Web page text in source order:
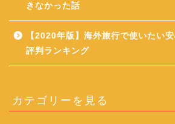
きなかった話
【2020年版】海外旅行で使いたい
評判ランキング
カテゴリーを見る